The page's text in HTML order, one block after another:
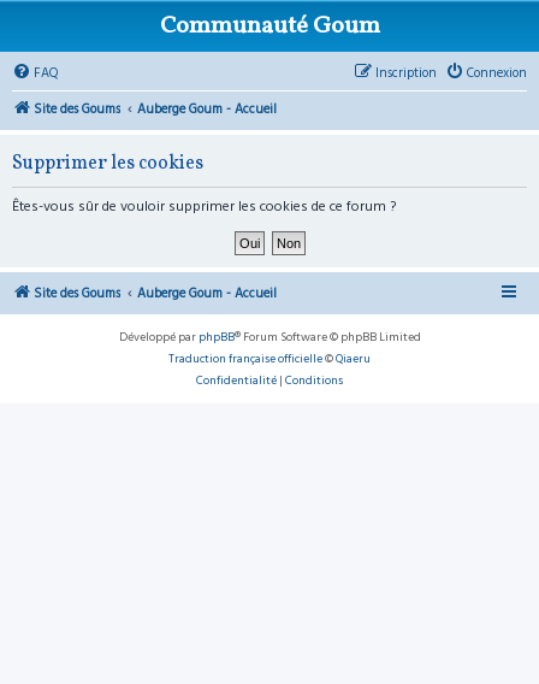
Communauté Goum
FAQ Connexion
Inscription
Site des Goums
Auberge Goum - Accueil
Supprimer les cookies
Êtes-vous sûr de vouloir supprimer les cookies de ce forum ?
Site des Goums Auberge Goum - Accueil
Développé par phpBB® Forum Software © phpBB Limited
Traduction française officielle©Qiaeru
Confidentialité | Conditions